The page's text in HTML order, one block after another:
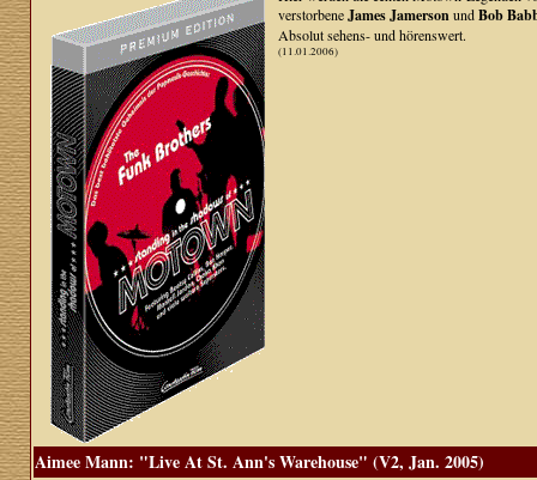
verstorbeneJames Jamerson undBob
Absolut sehens- und hörenswert.
(11.01.2006)
Aimee Mann: "Live At St. Ann's Warehouse" (V2, Jan. 2005)